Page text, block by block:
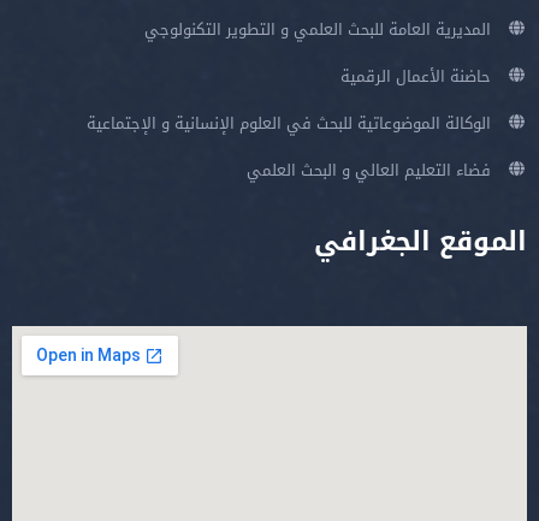
المديرية العامة للبحث العلمي و التطوير التكنولوجي
حاضنة الأعمال الرقمية
الوكالة الموضوعاتية للبحث في العلوم الإنسانية و الإجتماعية
فضاء التعليم العالي و البحث العلمي
الموقع الجغرافي